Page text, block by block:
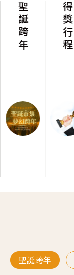
聖誕跨年 得獎行程
聖誕跨年